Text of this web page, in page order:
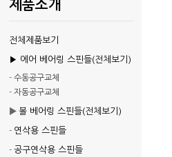
제품소개
전체제품보기
▶ 에어 베어링 스핀들(전체보기)
- 수동공구교체
- 자동공구교체
▶ 볼 베어링 스핀들(전체보기)
- 연삭용 스핀들
- 공구연삭용 스핀들